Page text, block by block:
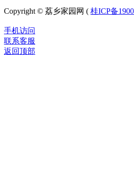
Copyright © 荔乡家园网 ( 桂ICP备
手机访问
联系客服
返回顶部